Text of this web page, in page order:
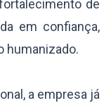
de
em confiança,
humanizado.
a empresa já